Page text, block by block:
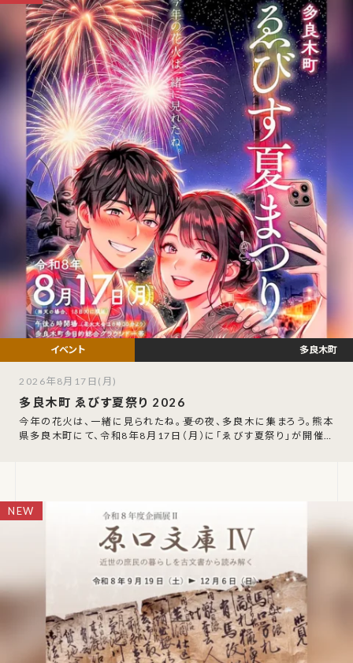
多良木町 ゑびす夏祭り 2026
今年の花火は、一緒に見られたね。――夏の夜、多良木に集まろう。熊本
県多良木町にて、令和8年8月17日（月）に「ゑびす夏祭り」が開催さ
多良木町
2026年8月17日(月)